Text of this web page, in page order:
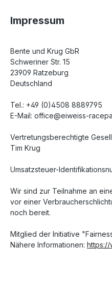
Impressum
Bente und Krug GbR
Schweriner Str. 15
23909 Ratzeburg
Deutschland
Tel.: +49 (0)4508 8889795
E-Mail: office@eiweiss-
Vertretungsberechtigte
Tim Krug
Umsatzsteuer-
Wir sind zur Teilnahme an
vor einer
noch bereit.
Mitglied der Initiative
Nähere Informationen: https://